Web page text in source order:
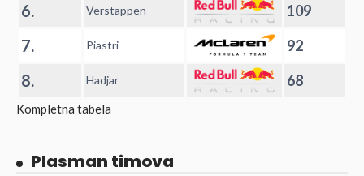
6. Verstappen 109
7. Piastri 92
8. Hadjar 68
Kompletna tabela
Plasman timova